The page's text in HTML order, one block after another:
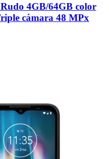
4GB/64GB color
cámara 48 MPx